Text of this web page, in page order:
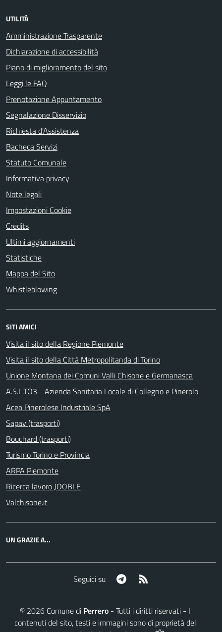
UTILITÀ
Amministrazione Trasparente
Dichiarazione di accessibilità
Piano di miglioramento del sito
Leggi le FAQ
Prenotazione Appuntamento
Segnalazione Disservizio
Richiesta d'Assistenza
Bacheca Servizi
Statuto Comunale
Informativa privacy
Note legali
Impostazioni Cookie
Credits
Ultimi aggiornamenti
Statistiche
Mappa del Sito
Whistleblowing
SITI AMICI
Visita il sito della Regione Piemonte
Visita il sito della Città Metropolitanda di Torino
Unione Montana dei Comuni Valli Chisone e Germanasca
A.S.L.TO3 - Azienda Sanitaria Locale di Collegno e Pinerolo
Acea Pinerolese Industriale SpA
Sapav (trasporti)
Bouchard (trasporti)
Turismo Torino e Provincia
ARPA Piemonte
Ricerca lavoro JOOBLE
Valchisone.it
UN GRAZIE A...
Seguici su Telegram
© 2026 Comune di Perrero - Tutti i diritti riservati - I
contenuti del sito, testi e immagini sono di proprietà del